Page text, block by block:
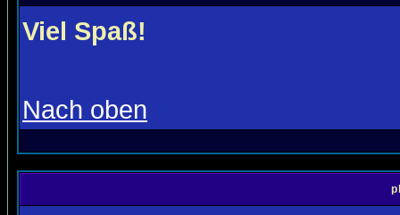
Viel Spaß!
Nach oben